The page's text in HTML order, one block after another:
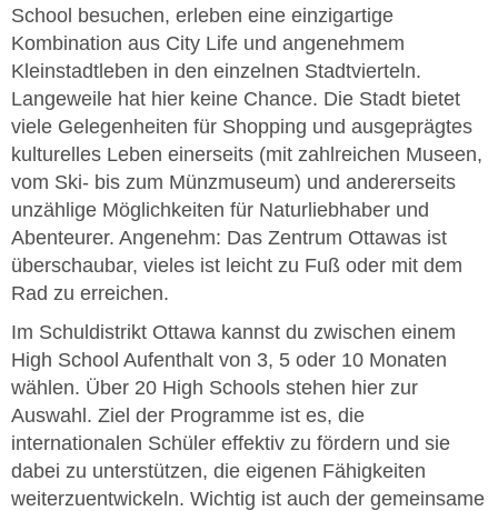
School besuchen, erleben eine einzigartige
Kombination aus City Life und angenehmem
Kleinstadtleben in den einzelnen Stadtvierteln.
Langeweile hat hier keine Chance. Die Stadt bietet
viele Gelegenheiten für Shopping und ausgeprägtes
kulturelles Leben einerseits (mit zahlreichen Museen,
vom Ski- bis zum Münzmuseum) und andererseits
unzählige Möglichkeiten für Naturliebhaber und
Abenteurer. Angenehm: Das Zentrum Ottawas ist
überschaubar, vieles ist leicht zu Fuß oder mit dem
Rad zu erreichen.
Im Schuldistrikt Ottawa kannst du zwischen einem
High School Aufenthalt von 3, 5 oder 10 Monaten
wählen. Über 20 High Schools stehen hier zur
Auswahl. Ziel der Programme ist es, die
internationalen Schüler effektiv zu fördern und sie
dabei zu unterstützen, die eigenen Fähigkeiten
weiterzuentwickeln. Wichtig ist auch der gemeinsame